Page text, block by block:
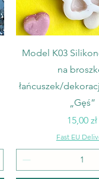
Podgląd
Model K03
na
łańcuszek/
„Gęś”
Cena
15,00 zł
Fast EU